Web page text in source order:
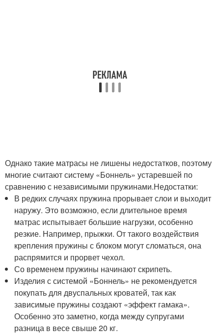
Однако такие матрасы не лишены недостатков, поэтому
многие считают систему «Боннель» устаревшей по
сравнению с независимыми пружинами.Недостатки:
В редких случаях пружина прорывает слои и выходит
наружу. Это возможно, если длительное время
матрас испытывает большие нагрузки, особенно
резкие. Например, прыжки. От такого воздействия
крепления пружины с блоком могут сломаться, она
распрямится и прорвет чехол.
Со временем пружины начинают скрипеть.
Изделия с системой «Боннель» не рекомендуется
покупать для двуспальных кроватей, так как
зависимые пружины создают «эффект гамака».
Особенно это заметно, когда между супругами
разница в весе свыше 20 кг.